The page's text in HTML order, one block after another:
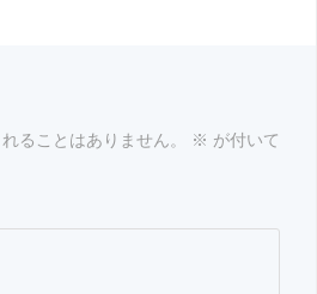
ることはありません。 ※ が付いて